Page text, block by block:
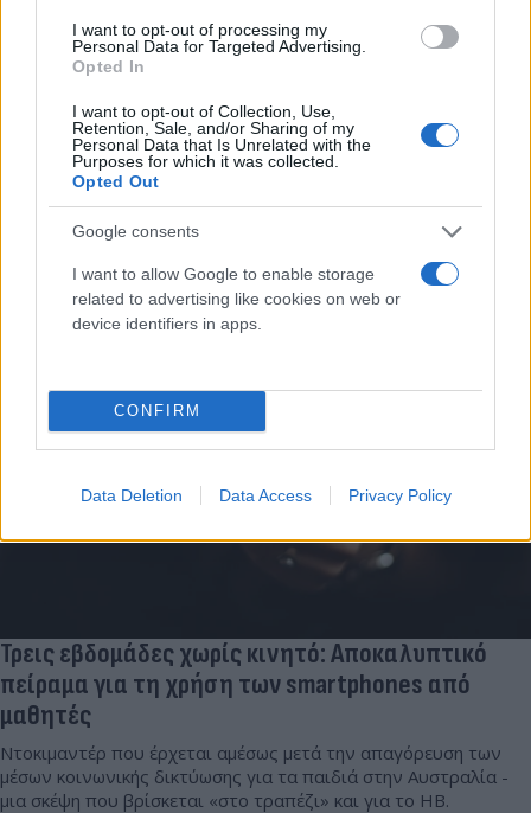
I want to opt-out of processing my
Personal Data for Targeted Advertising.
Opted In
I want to opt-out of Collection, Use,
Retention, Sale, and/or Sharing of my
Personal Data that Is Unrelated with the
Purposes for which it was collected.
Opted Out
Google consents
I want to allow Google to enable storage
related to advertising like cookies on web or
device identifiers in apps.
CONFIRM
Data Deletion Data Access Privacy Policy
Πείραμα: Κλείδωσαν τα κινητά τηλέφωνα σε
σχολείο για 21 ημέρες – Πώς αντέδρασαν οι
μαθητές (vid)
Πως η καθημερινότητα των εφήβων άλλαξε άρδην με την
απομάκρυνση των κινητών τηλεφώνων από τη ζωή τους.
12.01.2025 09:00
Τρεις εβδομάδες χωρίς κινητό: Αποκαλυπτικό
πείραμα για τη χρήση των smartphones από
μαθητές
Ντοκιμαντέρ που έρχεται αμέσως μετά την απαγόρευση των
μέσων κοινωνικής δικτύωσης για τα παιδιά στην Αυστραλία -
μια σκέψη που βρίσκεται «στο τραπέζι» και για το ΗΒ.